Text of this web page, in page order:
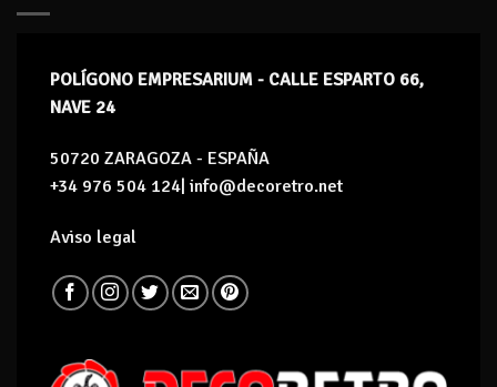
POLÍGONO EMPRESARIUM - CALLE ESPARTO 66,
NAVE 24
50720 ZARAGOZA - ESPAÑA
+34 976 504 124| info@decoretro.net
Aviso legal